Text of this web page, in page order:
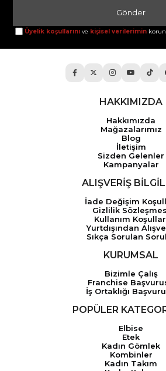
Gönder
Üyelik koşullarını ve kişisel verilerimin
HAKKIMIZDA
Hakkımızda
Mağazalarımız
Blog
İletişim
Sizden Gelenler
Kampanyalar
ALIŞVERİŞ
İade Değişim
Gizlilik
Kullanım
Yurtdışından
Sıkça Sorulan
KURUMSAL
Bizimle Çalış
Franchise
İş Ortaklığı
POPÜLER
Elbise
Etek
Kadın Gömlek
Kombinler
Kadın Takım